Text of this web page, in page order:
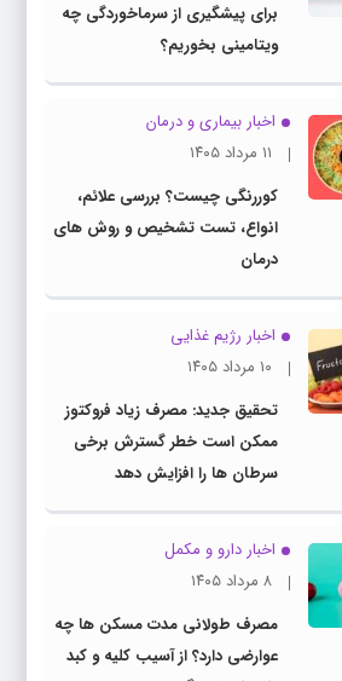
برای پیشگیری از سرماخوردگی چه
ویتامینی بخوریم؟
اخبار بیماری و درمان
۱۱ مرداد ۱۴۰۵
کوررنگی چیست؟ بررسی علائم،
انواع، تست تشخیص و روش های
درمان
اخبار رژیم غذایی
۱۰ مرداد ۱۴۰۵
تحقیق جدید: مصرف زیاد فروکتوز
ممکن است خطر گسترش برخی
سرطان ها را افزایش دهد
اخبار دارو و مکمل
۸ مرداد ۱۴۰۵
مصرف طولانی مدت مسکن ها چه
عوارضی دارد؟ از آسیب کلیه و کبد